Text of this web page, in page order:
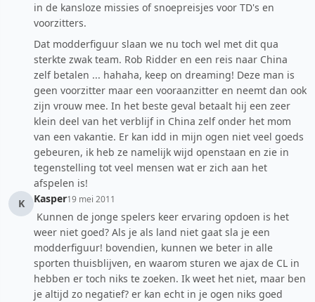
in de kansloze missies of snoepreisjes voor TD's en
voorzitters.
Dat modderfiguur slaan we nu toch wel met dit qua
sterkte zwak team. Rob Ridder en een reis naar China
zelf betalen ... hahaha, keep on dreaming! Deze man is
geen voorzitter maar een vooraanzitter en neemt dan ook
zijn vrouw mee. In het beste geval betaalt hij een zeer
klein deel van het verblijf in China zelf onder het mom
van een vakantie. Er kan idd in mijn ogen niet veel goeds
gebeuren, ik heb ze namelijk wijd openstaan en zie in
tegenstelling tot veel mensen wat er zich aan het
afspelen is!
K
Kasper19 mei 2011
Kunnen de jonge spelers keer ervaring opdoen is het
weer niet goed? Als je als land niet gaat sla je een
modderfiguur! bovendien, kunnen we beter in alle
sporten thuisblijven, en waarom sturen we ajax de CL in
hebben er toch niks te zoeken. Ik weet het niet, maar ben
je altijd zo negatief? er kan echt in je ogen niks goed